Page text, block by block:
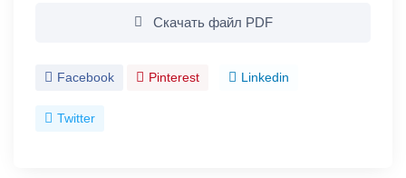
Скачать файл PDF
Facebook Pinterest Linkedin
Twitter